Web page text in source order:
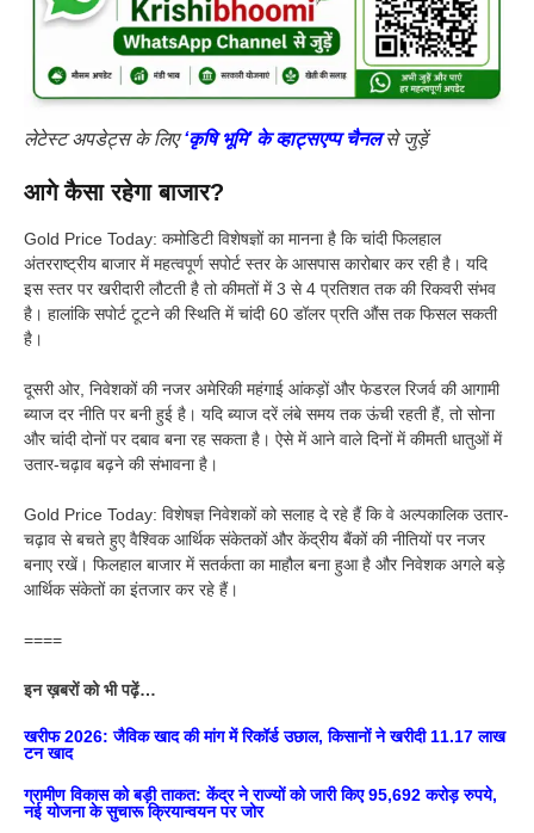
लेटेस्ट अपडेट्स के लिए‘कृषि भूमि’ के व्हाट्सएप्प चैनलसे जुड़ें
आगे कैसा रहेगा बाजार?
Gold Price Today: कमोडिटी विशेषज्ञों का मानना है कि चांदी फिलहाल
अंतरराष्ट्रीय बाजार में महत्वपूर्ण सपोर्ट स्तर के आसपास कारोबार कर रही है। यदि
इस स्तर पर खरीदारी लौटती है तो कीमतों में 3 से 4 प्रतिशत तक की रिकवरी संभव
है। हालांकि सपोर्ट टूटने की स्थिति में चांदी 60 डॉलर प्रति औंस तक फिसल सकती
है।
दूसरी ओर, निवेशकों की नजर अमेरिकी महंगाई आंकड़ों और फेडरल रिजर्व की आगामी
ब्याज दर नीति पर बनी हुई है। यदि ब्याज दरें लंबे समय तक ऊंची रहती हैं, तो सोना
और चांदी दोनों पर दबाव बना रह सकता है। ऐसे में आने वाले दिनों में कीमती धातुओं में
उतार-चढ़ाव बढ़ने की संभावना है।
Gold Price Today: विशेषज्ञ निवेशकों को सलाह दे रहे हैं कि वे अल्पकालिक उतार-
चढ़ाव से बचते हुए वैश्विक आर्थिक संकेतकों और केंद्रीय बैंकों की नीतियों पर नजर
बनाए रखें। फिलहाल बाजार में सतर्कता का माहौल बना हुआ है और निवेशक अगले बड़े
आर्थिक संकेतों का इंतजार कर रहे हैं।
====
इन ख़बरों को भी पढ़ें…
खरीफ 2026: जैविक खाद की मांग में रिकॉर्ड उछाल, किसानों ने खरीदी 11.17 लाख
टन खाद
ग्रामीण विकास को बड़ी ताकत: केंद्र ने राज्यों को जारी किए 95,692 करोड़ रुपये,
नई योजना के सुचारू क्रियान्वयन पर जोर